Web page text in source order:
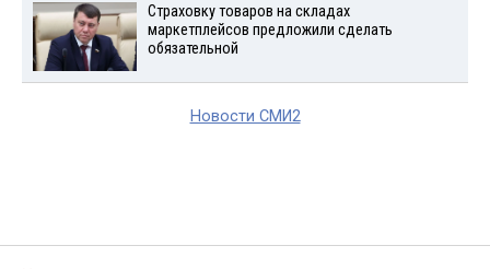
Страховку товаров на складах
маркетплейсов предложили сделать
обязательной
Новости СМИ2